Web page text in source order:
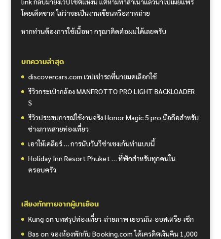
โดยเด็ดขาด ไม่ว่าจะเป็นงานเขียนหรือภาพถ่าย
หากท่านต้องการใช้เนื้อหา กรุณาติดต่อผมได้เลยครับ
บทความล่าสุด
discovercars.com เวปเช่ารถที่นายมดเลือกใช้
รีวิวกระเป๋ากล้อง MANFROTTO PRO LIGHT BACKLOADER
S
รีวิวประสบการณ์ใช้งานจริง Honor Magic 5 pro มือถือสำหรับ
ช่างภาพสายท่องเที่ยว
เอาให้เคลียร์ … การนับวันวีซ่าเชงเก้นทำแบบนี้
Holiday Inn Resort Phuket … ที่พักสำหรับทุกคนใน
ครอบครัว
เสียงทักทายจากผู้มาเยือน
Kung on บทสรุปท่องเที่ยว-ถ่ายภาพ เยอรมัน-ออสเตรีย-เช็ก
Bas on จองห้องพักกับ Booking.com ได้เครดิตเงินคืน 1,000